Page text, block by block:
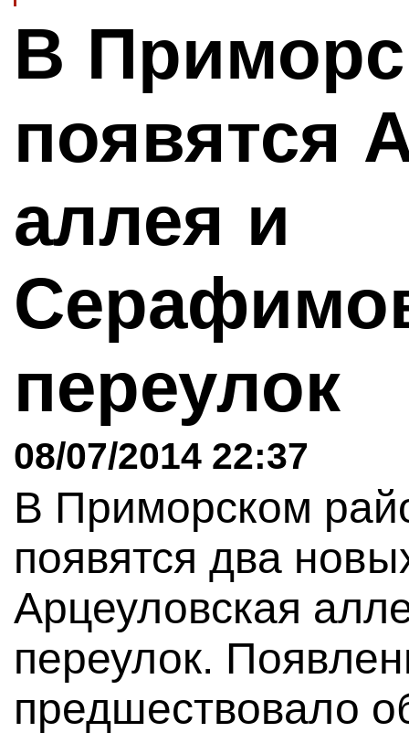
В
появятся
аллея и
переулок
08/07/2014 22:37
В Приморском
появятся два
Арцеуловская
переулок.
предшествовало